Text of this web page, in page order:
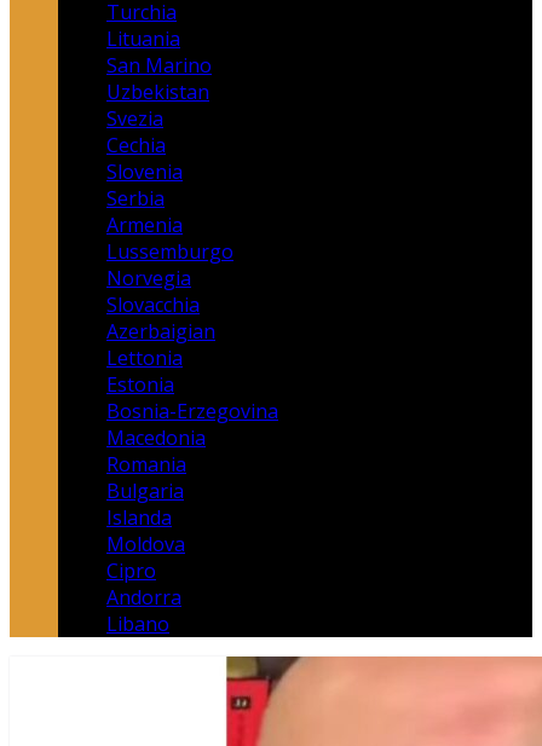
Turchia
Lituania
San Marino
Uzbekistan
Svezia
Cechia
Slovenia
Serbia
Armenia
Lussemburgo
Norvegia
Slovacchia
Azerbaigian
Lettonia
Estonia
Bosnia-Erzegovina
Macedonia
Romania
Bulgaria
Islanda
Moldova
Cipro
Andorra
Libano